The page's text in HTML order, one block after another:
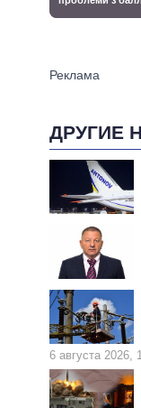
ДРУГИЕ
6 августа 2026,